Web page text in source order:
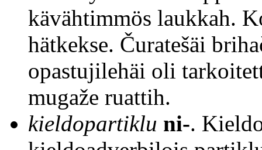
kävähtimmös laukkah.
hätkekse. Čuratešäi
opastujilehäi oli
mugaže ruattih.
kieldopartiklu ni-.